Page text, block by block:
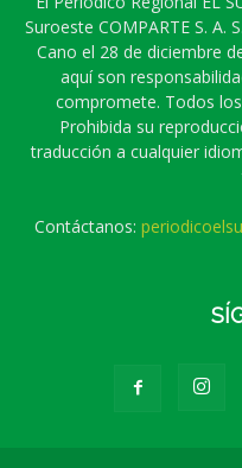
Suroeste COMPARTE S. A.
Cano el 28 de diciembre
aquí son
compromete. Todos
Prohibida su
traducción a cualquier
Contáctanos: